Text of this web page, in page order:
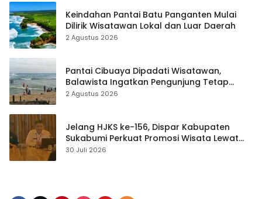
Keindahan Pantai Batu Panganten Mulai
Dilirik Wisatawan Lokal dan Luar Daerah
2 Agustus 2026
Pantai Cibuaya Dipadati Wisatawan,
Balawista Ingatkan Pengunjung Tetap
Waspada
2 Agustus 2026
Jelang HJKS ke-156, Dispar Kabupaten
Sukabumi Perkuat Promosi Wisata Lewat
Publikasi Digital
30 Juli 2026